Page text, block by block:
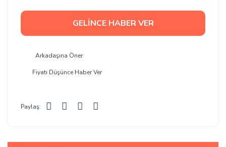
GELİNCE HABER VER
Arkadaşına Öner
Fiyatı Düşünce Haber Ver
Paylaş: